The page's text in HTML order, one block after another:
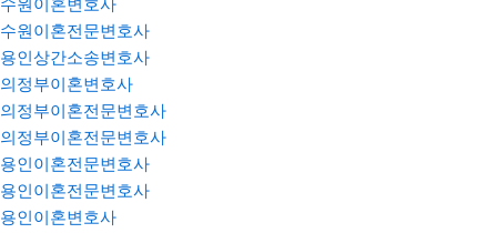
수원이혼변호사
수원이혼전문변호사
용인상간소송변호사
의정부이혼변호사
의정부이혼전문변호사
의정부이혼전문변호사
용인이혼전문변호사
용인이혼전문변호사
용인이혼변호사